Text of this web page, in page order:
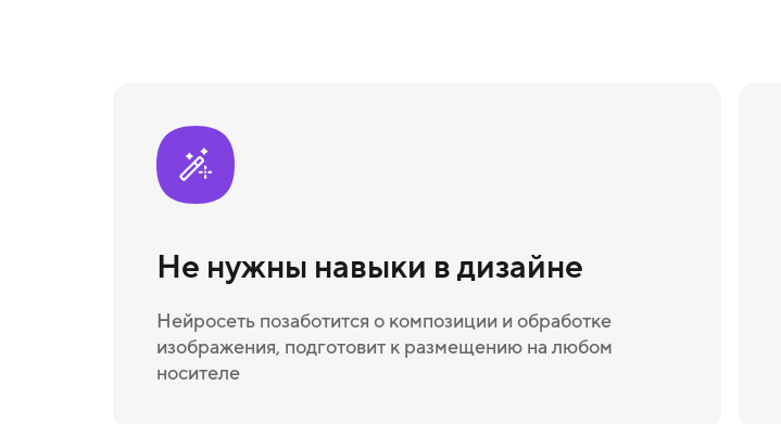
Не нужны навыки в дизайне
Нейросеть позаботится о композиции и обработке
изображения, подготовит к размещению на любом
носителе